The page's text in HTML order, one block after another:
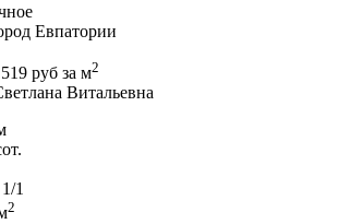
Евпатории
руб за м2
Витальевна
1/1
2